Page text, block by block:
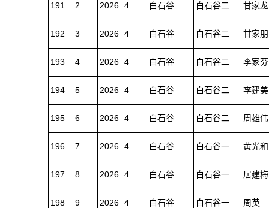
191 2 2026 4 白石谷 白石谷二 甘家龙
192 3 2026 4 白石谷 白石谷二 甘家朋
193 4 2026 4 白石谷 白石谷二 李家芬
194 5 2026 4 白石谷 白石谷二 李建美
195 6 2026 4 白石谷 白石谷二 周雄伟
196 7 2026 4 白石谷 白石谷一 黄光和
197 8 2026 4 白石谷 白石谷一 居建梅
198 9 2026 4 白石谷 白石谷一 周英